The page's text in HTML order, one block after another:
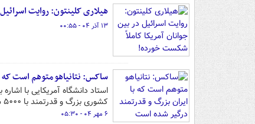
هیلاری کلینتون: روایت
۱۳ آذر ۰۴ - ۰۰:۵۵
ساکس: نتانیاهو متوهم است که
استاد دانشگاه آمریکایی با
کشوری بزرگ و قدرتمند با ۵۰۰۰ سال تاریخ تمدنی است. نتانیاهو کاملاً متوهم است.
۶ مهر ۰۴ - ۰۵:۳۰